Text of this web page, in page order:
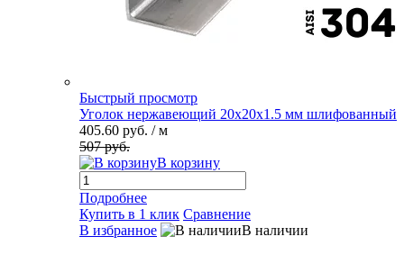
Быстрый просмотр
Уголок нержавеющий 20х20х1.5 мм шлифованный
405.60 руб. / м
507 руб.
В корзину
Подробнее
Купить в 1 клик Сравнение
В избранное
В наличии